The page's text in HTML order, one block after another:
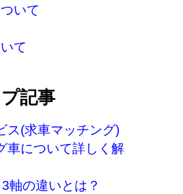
いて
て
記事
ス(求車マッチング)
車について詳しく解
軸の違いとは？